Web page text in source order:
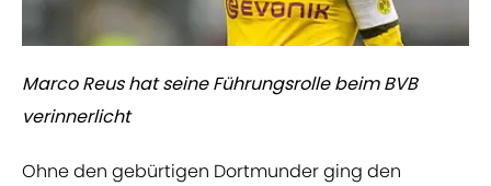
Marco Reus hat seine Führungsrolle beim BVB
verinnerlicht
Ohne den gebürtigen Dortmunder ging den